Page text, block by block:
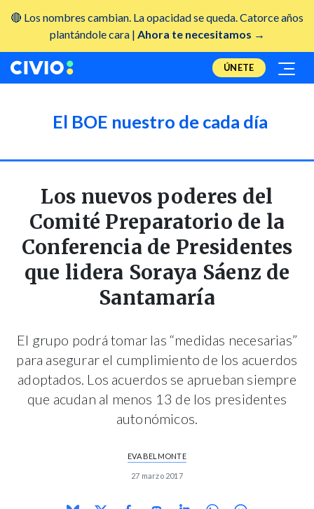
🔴 Los nombres cambian. La opacidad se queda. Catorce años
plantándole cara | Ahora te necesitamos →
ÚNETE
El BOE nuestro de cada día
Los nuevos poderes del
Comité Preparatorio de la
Conferencia de Presidentes
que lidera Soraya Sáenz de
Santamaría
El grupo podrá tomar las “medidas necesarias”
para asegurar el cumplimiento de los acuerdos
adoptados. Los acuerdos se aprueban siempre
que acudan al menos 13 de los presidentes
autonómicos.
EVA BELMONTE
27 marzo 2017